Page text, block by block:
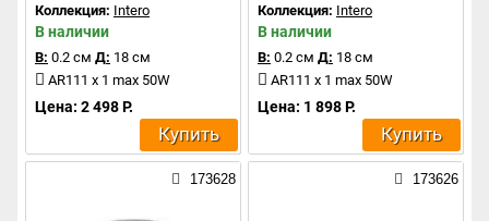
Коллекция: Intero
В наличии
В: 0.2 см Д: 18 см
AR111 x 1 max 50W
Цена: 2 498 Р.
Купить
Коллекция: Intero
В наличии
В: 0.2 см Д: 18 см
AR111 x 1 max 50W
Цена: 1 898 Р.
Купить
173628 173626